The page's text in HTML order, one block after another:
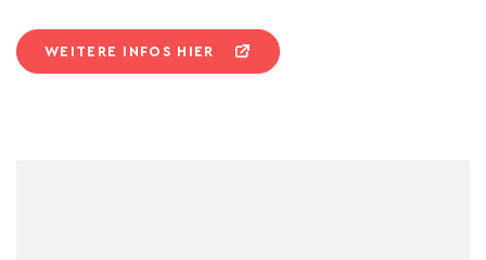
WEITERE INFOS HIER